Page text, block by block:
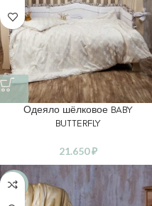
Одеяло шёлковое BABY
BUTTERFLY
21.650₽
-30%